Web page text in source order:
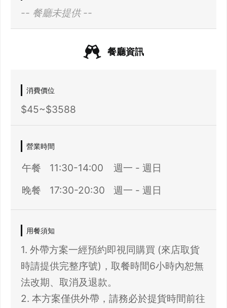
-- 餐廳未提供 --
餐廳資訊
消費價位
$45~$3588
營業時間
午餐 11:30-14:00
週一 - 週日
晚餐
17:30-20:30 週一 - 週日
用餐須知
1. 外帶方案一經預約即視同購買 (來店取貨
時請提供完整序號)，取餐時間6小時內恕無
法改期、取消及退款。
2. 本方案僅供外帶，請務必於提貨時間前往